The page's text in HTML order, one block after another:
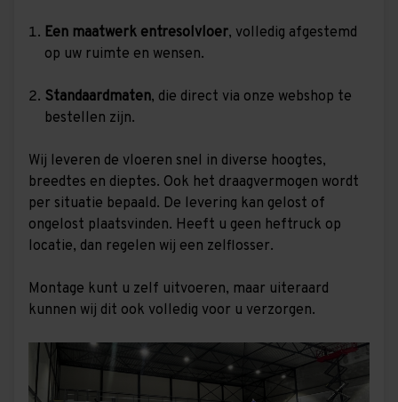
Een maatwerk entresolvloer, volledig afgestemd
op uw ruimte en wensen.
Standaardmaten, die direct via onze webshop te
bestellen zijn.
Wij leveren de vloeren snel in diverse hoogtes,
breedtes en dieptes. Ook het draagvermogen wordt
per situatie bepaald. De levering kan gelost of
ongelost plaatsvinden. Heeft u geen heftruck op
locatie, dan regelen wij een zelflosser.
Montage kunt u zelf uitvoeren, maar uiteraard
kunnen wij dit ook volledig voor u verzorgen.